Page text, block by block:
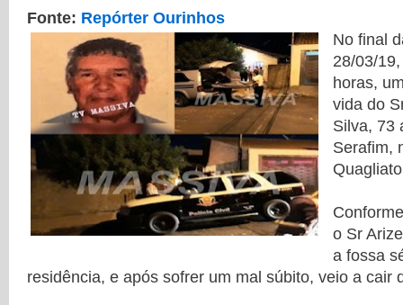
Fonte: Repórter Ourinhos
No final
28/03/
horas,
vida do
Silva, 73
Serafim,
o Sr
a fossa
residência, e após sofrer um mal súbito, veio a cair